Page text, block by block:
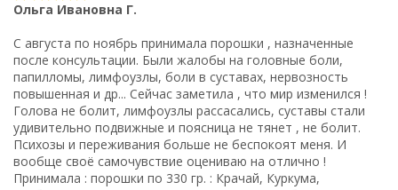
Ольга Ивановна Г.
С августа по ноябрь принимала порошки , назначенные
после консультации. Были жалобы на головные боли,
папилломы, лимфоузлы, боли в суставах, нервозность
повышенная и др... Сейчас заметила , что мир изменился !
Голова не болит, лимфоузлы рассасались, суставы стали
удивительно подвижные и поясница не тянет , не болит.
Психозы и переживания больше не беспокоят меня. И
вообще своё самочувствие оцениваю на отлично !
Принимала : порошки по 330 гр. : Крачай, Куркума,